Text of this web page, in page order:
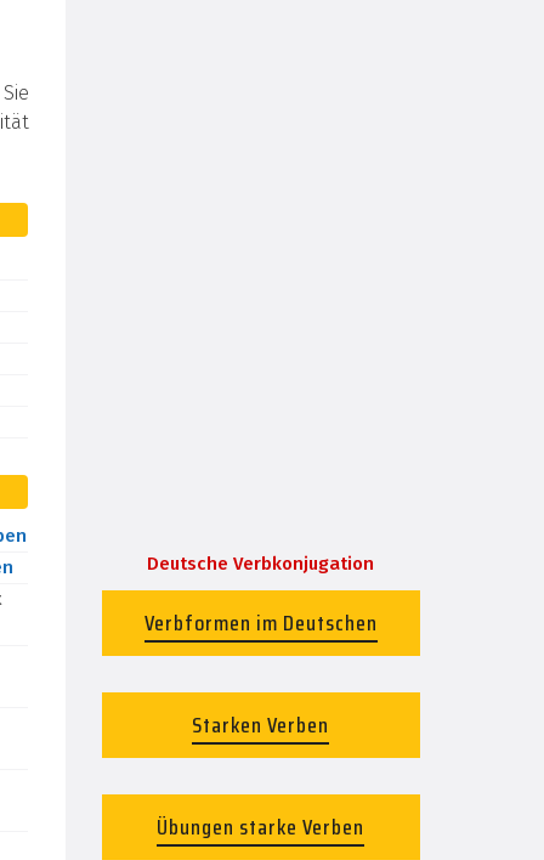
Deutsche Verbkonjugation
Verbformen im Deutschen
Starken Verben
Übungen starke Verben